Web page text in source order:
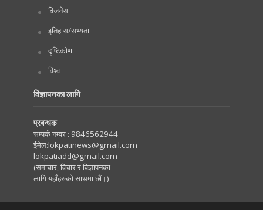
विजनेस
इतिहास/सभ्यता
दृष्टिकोण
विश्व
विज्ञापनका लागि
प्रबन्धक
सम्पर्क नम्वर : 9846562944
ईमेल:lokpatinews@gmail.com
lokpatiadd@gmail.com
(समाचार, विचार र विज्ञापनका
लागि यहाँहरुको साथमा छौं।)